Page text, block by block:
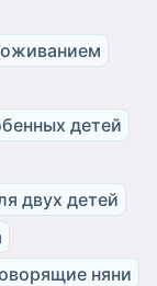
детей
двух детей
няни